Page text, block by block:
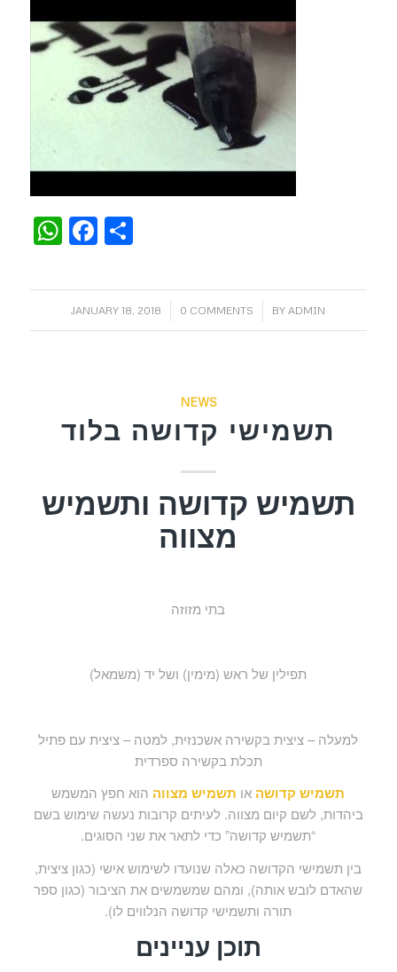
WhatsApp
Facebook
Share
JANUARY 18, 2018
/ 0 COMMENTS
/ BY ADMIN
NEWS
תשמישי קדושה בלוד
תשמיש קדושה ותשמיש
מצווה
בתי מזוזה
תפילין של ראש (מימין) ושל יד (משמאל)
למעלה – ציצית בקשירה אשכנזית, למטה – ציצית עם פתיל
תכלת בקשירה ספרדית
תשמיש קדושה או תשמיש מצווה הוא חפץ המשמש
ביהדות, לשם קיום מצווה. לעיתים קרובות נעשה שימוש בשם
“תשמיש קדושה” כדי לתאר את שני הסוגים.
בין תשמישי הקדושה כאלה שנועדו לשימוש אישי (כגון ציצית,
שהאדם לובש אותה), ומהם שמשמשים את הציבור (כגון ספר
תורה ותשמישי קדושה הנלווים לו).
תוכן עניינים